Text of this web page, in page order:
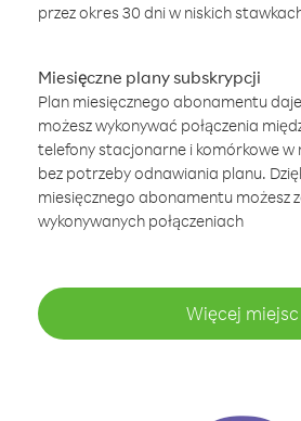
przez okres 30 dni w niskich
Miesięczne plany subskrypcji
Plan miesięcznego abonamentu
możesz wykonywać połączenia
telefony stacjonarne i komórkowe w
bez potrzeby odnawiania planu.
miesięcznego abonamentu możesz
wykonywanych połączeniach
Więcej miejsc